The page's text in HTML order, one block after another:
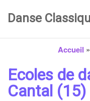
Danse
Accueil »
Ecoles de
Cantal (15)